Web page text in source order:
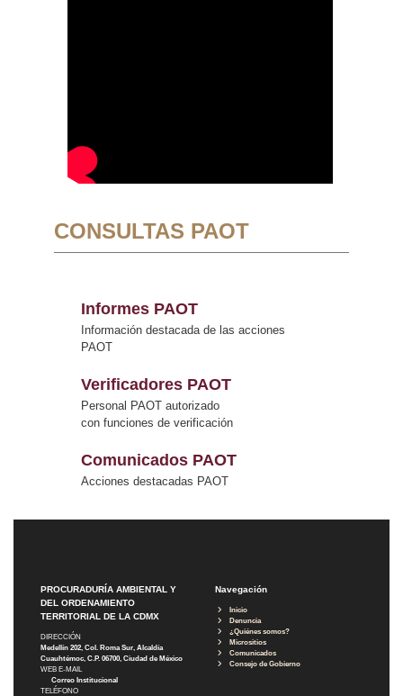
CONSULTAS PAOT
Informes PAOT
Información destacada de las acciones
PAOT
Verificadores PAOT
Personal PAOT autorizado
con funciones de verificación
Comunicados PAOT
Acciones destacadas PAOT
PROCURADURÍA AMBIENTAL Y
DEL ORDENAMIENTO
TERRITORIAL DE LA CDMX
DIRECCIÓN
Medellín 202, Col. Roma Sur, Alcaldía
Cuauhtémoc, C.P. 06700, Ciudad de México
WEB E-MAIL
Correo Institucional
TELÉFONO
Navegación
Inicio
Denuncia
¿Quiénes somos?
Micrositios
Comunicados
Consejo de Gobierno